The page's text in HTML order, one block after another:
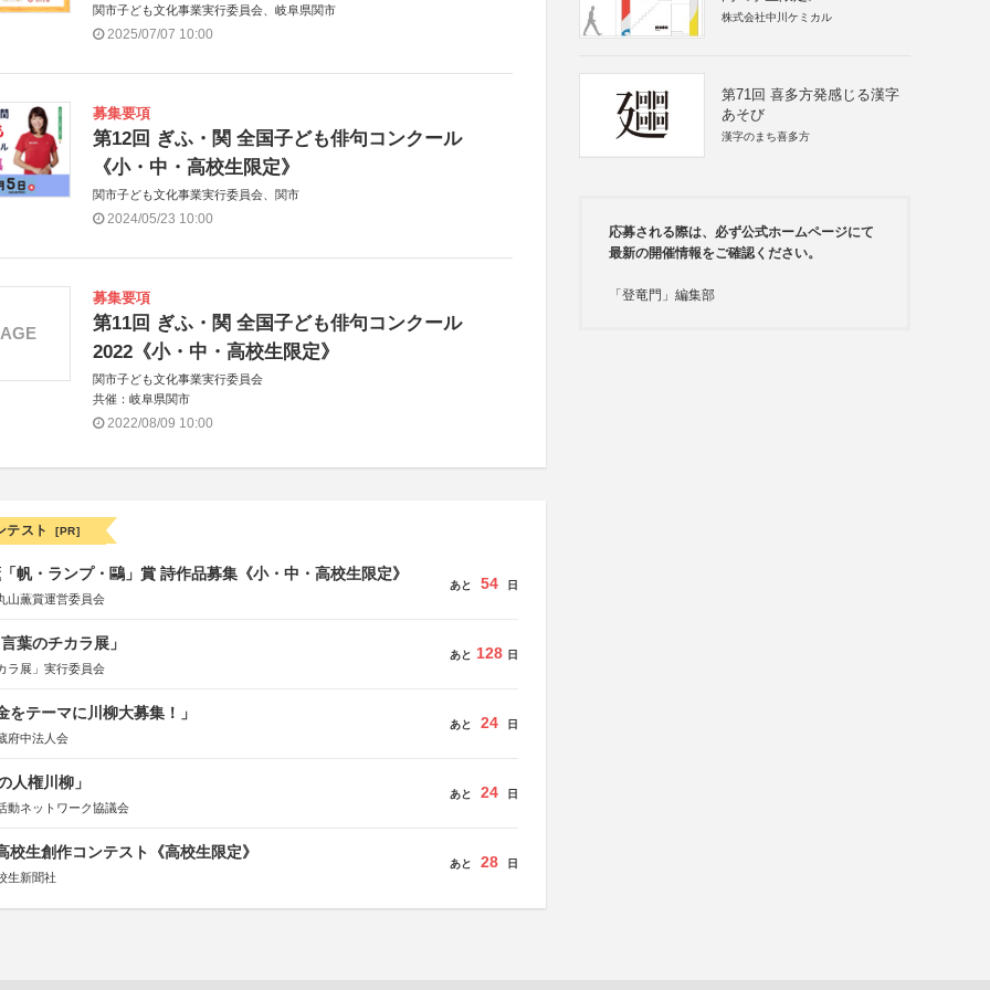
関市子ども文化事業実行委員会、岐阜県関市
2025/07/07 10:00
募集要項
第12回 ぎふ・関 全国子ども俳句コンクール
《小・中・高校生限定》
関市子ども文化事業実行委員会、関市
2024/05/23 10:00
募集要項
第11回 ぎふ・関 全国子ども俳句コンクール
2022《小・中・高校生限定》
関市子ども文化事業実行委員会
共催：岐阜県関市
2022/08/09 10:00
テスト [PR]
帆・ランプ・鷗」賞 詩作品募集《小・中・高校生限定》
山薫賞運営委員会
あと 54 日
葉のチカラ展」
ラ展」実行委員会
あと 128 日
をテーマに川柳大募集！」
府中法人会
あと 24 日
人権川柳」
動ネットワーク協議会
あと 24 日
校生創作コンテスト《高校生限定》
生新聞社
あと 28 日
株式会社中川ケミカル
第71回 喜多方発感じる漢字
あそび
漢字のまち喜多方
応募される際は、必ず公式ホームページにて
最新の開催情報をご確認ください。
「登竜門」編集部